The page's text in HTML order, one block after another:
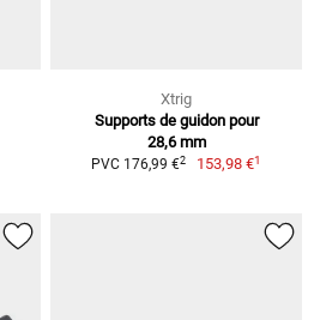
Xtrig
Supports de guidon pour
28,6 mm
PVC 176,99 €2 153,98 €1